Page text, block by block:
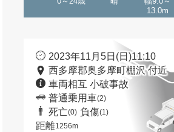
13.0m
2023年11月5日(日)11:10
西多摩郡奥多摩町棚沢 付近
車両相互 小破事故
普通乗用車(2)
死亡(0) 負傷(1)
距離1256m